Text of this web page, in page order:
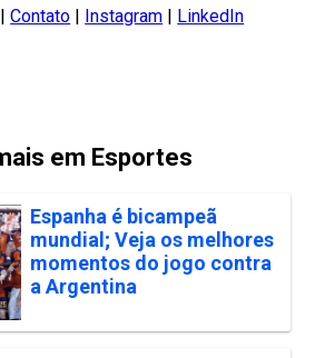
|Contato Instagram LinkedIn
em Esportes
Espanha é bicampeã
mundial; Veja os melhores
momentos do jogo contra
a Argentina